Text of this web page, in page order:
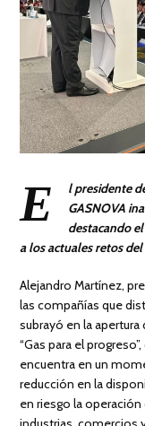
E
l presidente
GASNOVA
destacando
a los actuales retos
Alejandro Martínez,
las compañías que
subrayó en la
“Gas para el
encuentra en un
reducción en la
en riesgo la